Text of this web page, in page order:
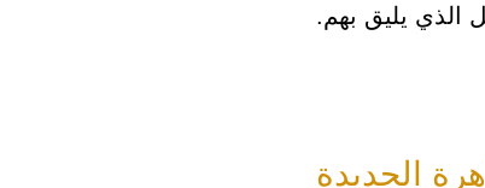
الذي يليق بهم.
الجديدة